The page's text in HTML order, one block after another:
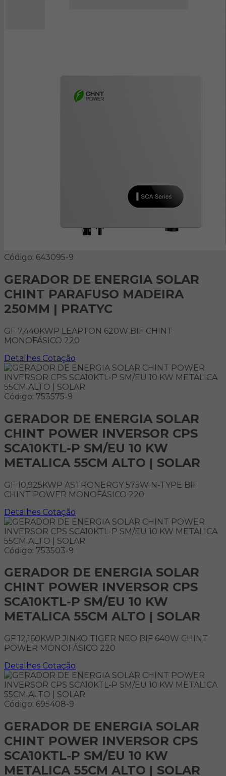
Código: 643095-9
GERADOR DE ENERGIA SOLAR
CHINT PARAFUSO MADEIRA
250MM | PRATYC
GF 7,440KWP LEAPTON 620W BIF CHINT
MONOFÁSICO 220
Detalhes Cotação
Código: 753575-9
GERADOR DE ENERGIA SOLAR
CHINT POWER INVERSOR CPS
SCA10KTL-P SM/EU 10 KW
METALICA 55CM ALTO | SOLAR
GF 10,925KWP ASTRONERGY 575W N-TYPE BIF
CHINT POWER MONOFÁSICO 220
Detalhes Cotação
Código: 753503-9
GERADOR DE ENERGIA SOLAR
CHINT POWER INVERSOR CPS
SCA10KTL-P SM/EU 10 KW
METALICA 55CM ALTO | SOLAR
GF 12,160KWP JINKO TIGER NEO BIF 640W CHINT
POWER MONOFÁSICO 220
Detalhes Cotação
Código: 695408-9
GERADOR DE ENERGIA SOLAR
CHINT POWER INVERSOR CPS
SCA10KTL-P SM/EU 10 KW
METALICA 55CM ALTO | SOLAR